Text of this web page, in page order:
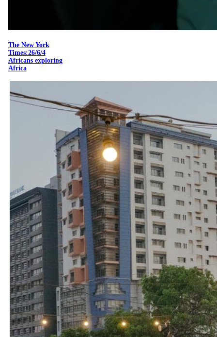
The New York
Times:26/6/4
Africans exploring
Africa